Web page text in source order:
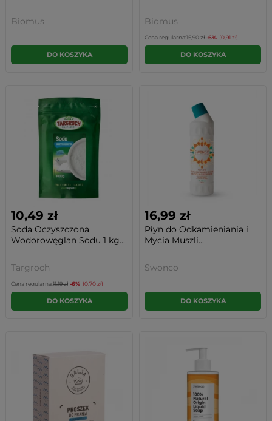
Biomus
DO KOSZYKA
Biomus
Cena regularna:15,90 zł -6% (0,91 zł)
DO KOSZYKA
10,49 zł
Soda Oczyszczona
Wodorowęglan Sodu 1 kg...
Targroch
Cena regularna:11,19 zł -6% (0,70 zł)
DO KOSZYKA
16,99 zł
Płyn do Odkamieniania i
Mycia Muszli...
Swonco
DO KOSZYKA